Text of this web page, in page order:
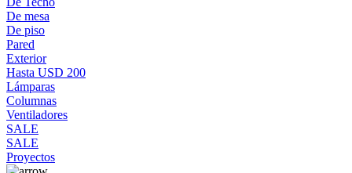
De mesa
De piso
Pared
Exterior
Hasta USD 200
Lámparas
Columnas
Ventiladores
SALE
SALE
Proyectos